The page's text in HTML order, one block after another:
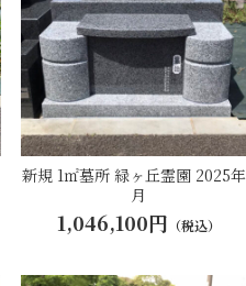
新規 1㎡墓所 緑ヶ丘霊園 2025
月
1,046,100円 （税込）